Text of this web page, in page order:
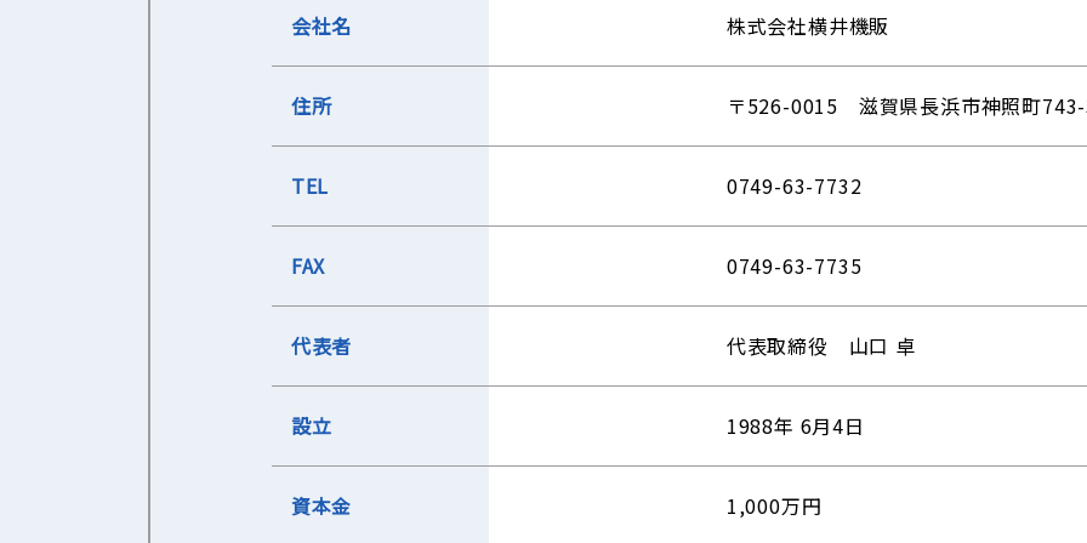
会社名 株式会社横井機販
住所 〒526-0015 滋賀県長浜市神照町
TEL 0749-63-7732
FAX 0749-63-7735
代表者 代表取締役 山口 卓
設立 1988年 6月4日
資本金 1,000万円